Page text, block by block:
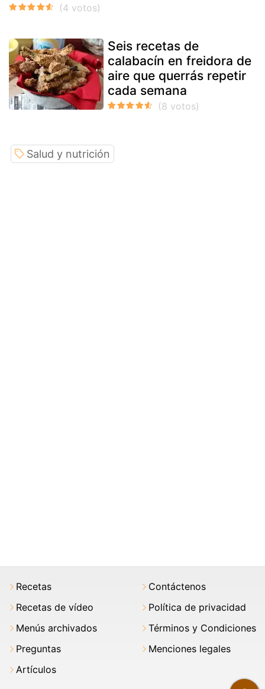
Seis recetas de
calabacín en freidora de
aire que querrás repetir
cada semana
Salud y nutrición
Recetas
Recetas de vídeo
Menús archivados
Preguntas
Artículos
Contáctenos
Política de privacidad
Términos y Condiciones
Menciones legales